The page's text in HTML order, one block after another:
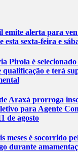
emite alerta para
esta sexta-feira e
Pirola é
qualificação e terá
Araxá prorroga
para Agente
de agosto
meses é socorrido
durante